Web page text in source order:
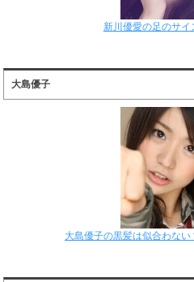
新川優愛の足のサイ
大島優子
大島優子の黒髪は似合わない